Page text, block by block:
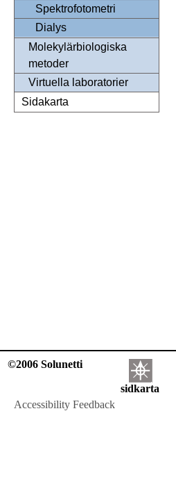
Spektrofotometri
Dialys
Molekylärbiologiska
metoder
Virtuella laboratorier
Sidakarta
©2006 Solunetti
sidkarta
Accessibility Feedback